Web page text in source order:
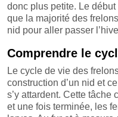
donc plus petite. Le
que la majorité des
nid pour aller passer
Comprendre le
Le cycle de vie des
construction d’un nid et
s’y attardent. Cette tâche
et une fois terminée, les